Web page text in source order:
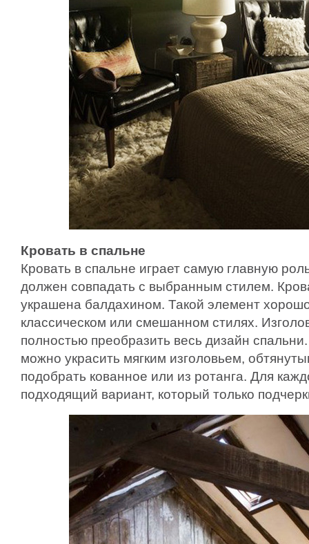
Кровать в спальне
Кровать в спальне играет самую главную
должен совпадать с выбранным стилем.
украшена балдахином. Такой элемент
классическом или смешанном стилях.
полностью преобразить весь дизайн
можно украсить мягким изголовьем,
подобрать кованное или из ротанга. Для
подходящий вариант, который только